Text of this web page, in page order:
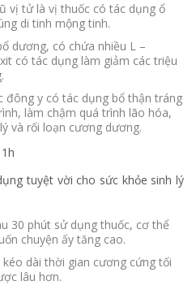
vị tử là vị thuốc có tác dụng ổ
di tinh mộng tinh.
dương, có chứa nhiều L –
có tác dụng làm giảm các triệu
đông y có tác dụng bổ thận tráng
làm chậm quá trình lão hóa,
và rối loạn cương dương.
tuyệt vời cho sức khỏe sinh lý
30 phút sử dụng thuốc, cơ thể
chuyện ấy tăng cao.
dài thời gian cương cứng tối
lâu hơn.